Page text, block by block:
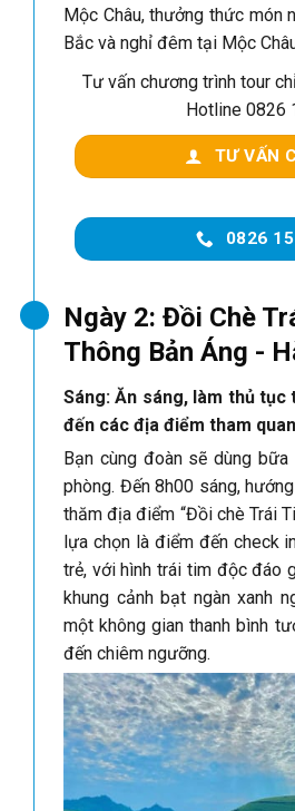
Mộc Châu, thưởng thức món
Bắc và nghỉ đêm tại Mộc
Tư vấn chương trình tour
Hotline 0826
TƯ VẤN
0826
Ngày 2: Đồi Chè
Thông Bản Áng -
Sáng: Ăn sáng, làm thủ
đến các địa điểm tham quan
Bạn cùng đoàn sẽ dùng
phòng. Đến 8h00 sáng,
thăm địa điểm “Đồi chè Trái
lựa chọn là điểm đến check
trẻ, với hình trái tim độc đáo
khung cảnh bạt ngàn xanh
một không gian thanh bình
đến chiêm ngưỡng.